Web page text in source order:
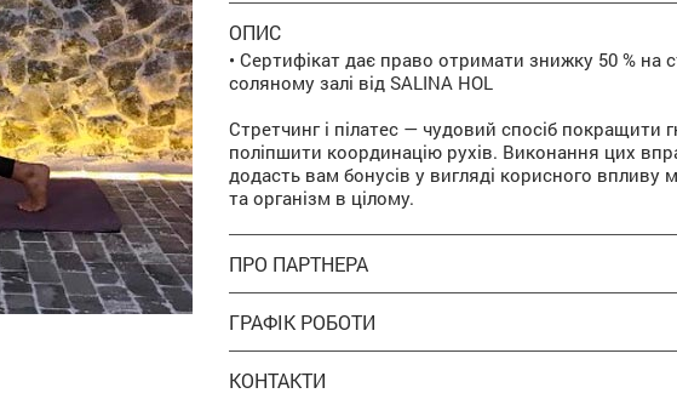
ОПИС
• Сертифікат дає право отримати знижку 50 % на
соляному залі від SALINA HOL
Стретчинг і пілатес — чудовий спосіб покращити
поліпшити координацію рухів. Виконання цих
додасть вам бонусів у вигляді корисного впливу
та організм в цілому.
ПРО ПАРТНЕРА
ГРАФІК РОБОТИ
КОНТАКТИ